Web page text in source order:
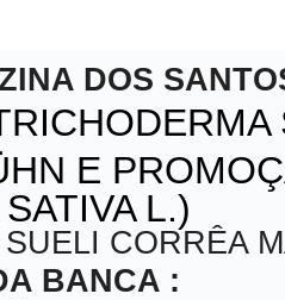
DOS
E
L.)
SUELI CORRÊA
BANCA :